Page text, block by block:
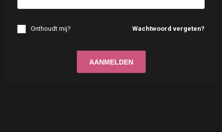
Wachtwoord vergeten?
Onthoudt mij?